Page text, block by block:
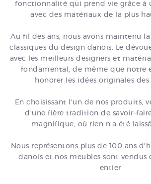
fonctionnalité qui prend vie grâce à
avec des matériaux de la plus
Au fil des ans, nous avons maintenu
classiques du design danois. Le
avec les meilleurs designers et
fondamental, de même que notre
honorer les idées originales des
En choisissant l'un de nos produits,
d'une fière tradition de savoir-
magnifique, où rien n'a été
Nous représentons plus de 100 ans
danois et nos meubles sont vendus
entier.